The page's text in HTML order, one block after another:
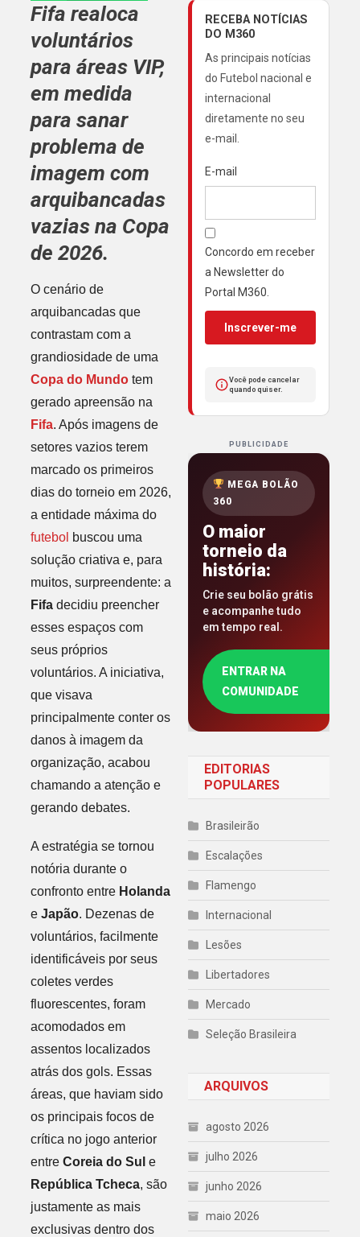
Fifa realoca
voluntários
para áreas VIP,
em medida
para sanar
problema de
imagem com
arquibancadas
vazias na Copa
de 2026.
O cenário de
arquibancadas que
contrastam com a
grandiosidade de uma
Copa do Mundotem
gerado apreensão na
Fifa. Após imagens de
setores vazios terem
marcado os primeiros
dias do torneio em 2026,
a entidade máxima do
futebol buscou uma
solução criativa e, para
muitos, surpreendente: a
Fifadecidiu preencher
esses espaços com
seus próprios
voluntários. A iniciativa,
que visava
principalmente conter os
danos à imagem da
organização, acabou
chamando a atenção e
gerando debates.
A estratégia se tornou
notória durante o
confronto entre Holanda
e Japão. Dezenas de
voluntários, facilmente
identificáveis por seus
coletes verdes
fluorescentes, foram
acomodados em
assentos localizados
atrás dos gols. Essas
áreas, que haviam sido
os principais focos de
crítica no jogo anterior
entre Coreia do Sul e
República Tcheca, são
justamente as mais
exclusivas dentro dos
RECEBA NOTÍCIAS
DO M360
As principais notícias
do Futebol nacional e
internacional
diretamente no seu
e-mail.
E-mail
Concordo em receber
a Newsletter do
Portal M360.
Inscrever-me
Você pode cancelar
quando quiser.
PUBLICIDADE
MEGA BOLÃO
360
O maior
torneio da
história:
Crie seu bolão grátis
e acompanhe tudo
em tempo real.
ENTRAR NA
COMUNIDADE
EDITORIAS
POPULARES
Brasileirão
Escalações
Flamengo
Internacional
Lesões
Libertadores
Mercado
Seleção Brasileira
ARQUIVOS
agosto 2026
julho 2026
junho 2026
maio 2026